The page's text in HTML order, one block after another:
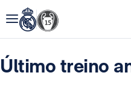
Último treino